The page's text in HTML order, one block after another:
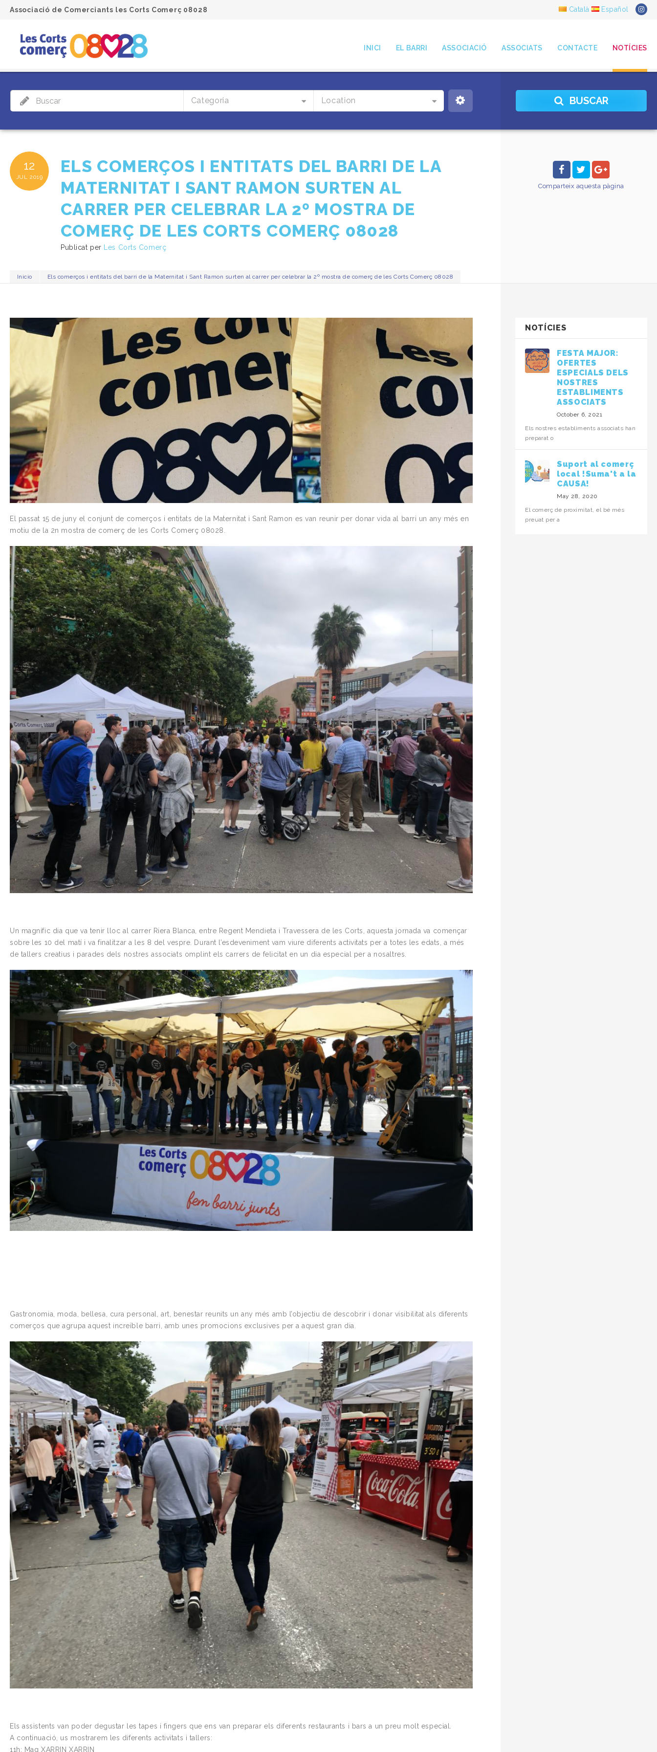
Català Español
Associació de Comerciants les Corts Comerç 08028
INICI EL BARRI ASSOCIACIÓ ASSOCIATS CONTACTE NOTÍCIES
Categoria Location BUSCAR
12
JUL 2019
ELS COMERÇOS I ENTITATS DEL BARRI DE LA
MATERNITAT I SANT RAMON SURTEN AL
CARRER PER CELEBRAR LA 2º MOSTRA DE
COMERÇ DE LES CORTS COMERÇ 08028
Publicat per Les Corts Comerç
Inicio Els comerços i entitats del barri de la Maternitat i Sant Ramon surten al carrer per celebrar la 2º mostra de comerç de les Corts Comerç 08028
Comparteix aquesta pàgina
El passat 15 de juny el conjunt de comerços i entitats de la Maternitat i Sant Ramon es van reunir per donar vida al barri un any més en
motiu de la 2n mostra de comerç de les Corts Comerç 08028.
Un magnífic dia que va tenir lloc al carrer Riera Blanca, entre Regent Mendieta i Travessera de les Corts, aquesta jornada va començar
sobre les 10 del matí i va finalitzar a les 8 del vespre. Durant l’esdeveniment vam viure diferents activitats per a totes les edats, a més
de tallers creatius i parades dels nostres associats omplint els carrers de felicitat en un dia especial per a nosaltres.
Gastronomia, moda, bellesa, cura personal, art, benestar reunits un any més amb l’objectiu de descobrir i donar visibilitat als diferents
comerços que agrupa aquest increïble barri, amb unes promocions exclusives per a aquest gran dia.
Els assistents van poder degustar les tapes i fingers que ens van preparar els diferents restaurants i bars a un preu molt especial.
A continuació, us mostrarem les diferents activitats i tallers:
11h: Mag XARRIN XARRIN
NOTÍCIES
FESTA MAJOR:
OFERTES
ESPECIALS DELS
NOSTRES
ESTABLIMENTS
ASSOCIATS
October 6, 2021
Els nostres establiments associats han
preparat o
Suport al comerç
local !Suma't a la
CAUSA!
May 28, 2020
El comerç de proximitat, el bé més
preuat per a